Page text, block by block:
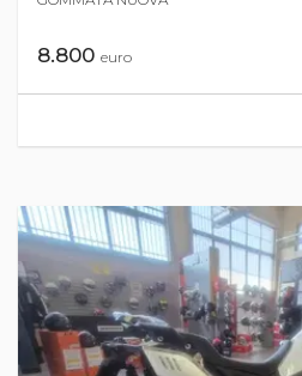
8.800 euro